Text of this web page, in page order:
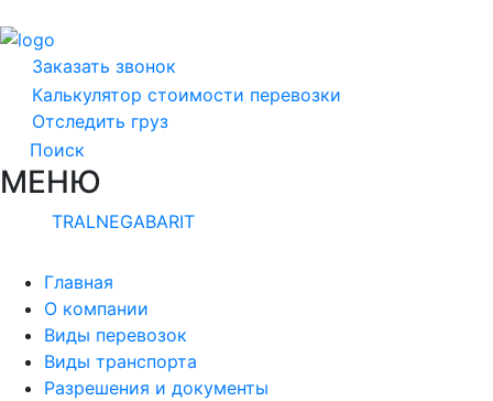
Заказать звонок
Калькулятор стоимости перевозки
Отследить груз
Поиск
МЕНЮ
TRALNEGABARIT
Главная
О компании
Виды перевозок
Виды транспорта
Разрешения и документы